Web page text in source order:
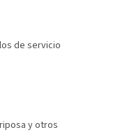
de servicio
y otros